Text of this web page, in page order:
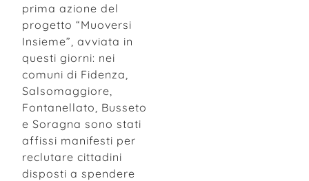
prima azione del
progetto “Muoversi
Insieme”, avviata in
questi giorni: nei
comuni di Fidenza,
Salsomaggiore,
Fontanellato, Busseto
e Soragna sono stati
affissi manifesti per
reclutare cittadini
disposti a spendere